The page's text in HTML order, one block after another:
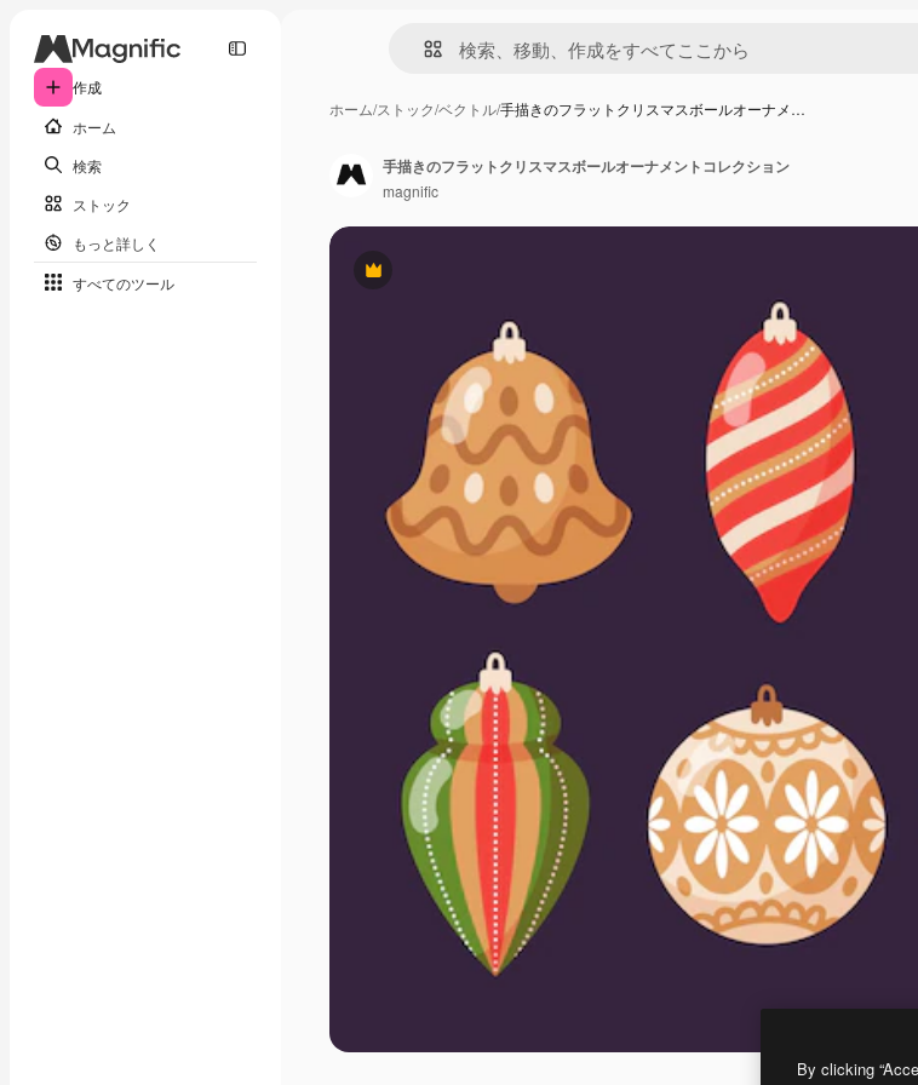
作成
ホーム
検索
ストック
もっと詳しく
すべてのツール
ホーム/ストック/ベクトル/手描きのフラットクリスマスボールオーナメ…
Premium
手描きのフラットクリスマスボールオーナメントコレクション
magnific
By clicking